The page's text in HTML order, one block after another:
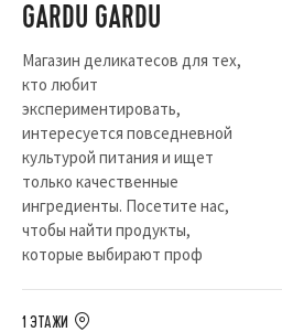
GARDU GARDU
Магазин деликатесов для тех,
кто любит
экспериментировать,
интересуется повседневной
культурой питания и ищет
только качественные
ингредиенты. Посетите нас,
чтобы найти продукты,
которые выбирают проф
1 ЭТАЖИ